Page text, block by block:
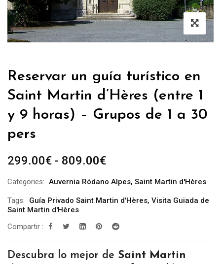
Reservar un guía turístico en
Saint Martin d’Hères (entre 1
y 9 horas) – Grupos de 1 a 30
pers
299.00€ - 809.00€Rango
precios:
desde
hasta
Categories: Auvernia Ródano Alpes, Saint Martin d'Hères
Tags: Guía Privado Saint Martin d'Hères, Visita Guiada de
Saint Martin d'Hères
Compartir :
Descubra lo mejor de Saint Martin